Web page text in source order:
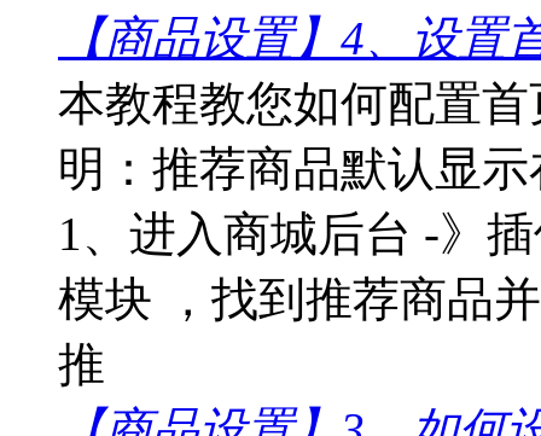
【商品设置】4、设置
本教程教您如何配置
明：推荐商品默认显
1、进入商城后台 -》
模块 ，找到推荐商品
推